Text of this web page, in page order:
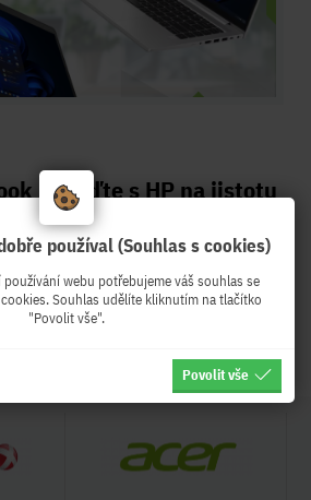
- vsaďte s HP na jistotu
používal (Souhlas s cookies)
webu potřebujeme váš souhlas se
Souhlas udělíte kliknutím na tlačítko
"Povolit vše".
Povolit vše